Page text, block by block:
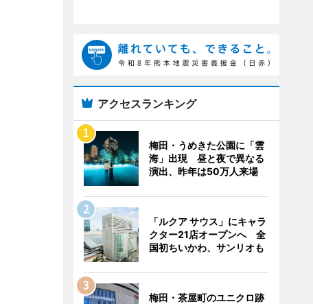
アクセスランキング
梅田・うめきた公園に「雲
海」出現 昼と夜で異なる
演出、昨年は50万人来場
「ルクア サウス」にキャラ
クター21店オープンへ 全
国初ちいかわ、サンリオも
梅田・茶屋町のユニクロ跡